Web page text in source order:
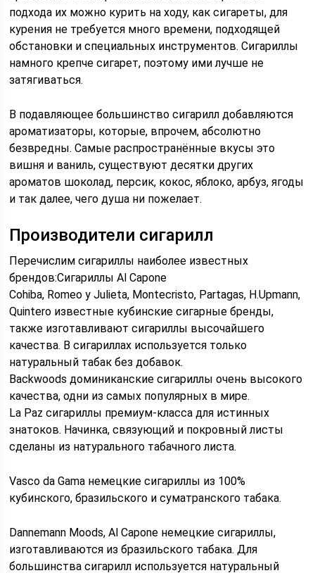
подхода их можно курить на ходу, как сигареты, для
курения не требуется много времени, подходящей
обстановки и специальных инструментов. Сигариллы
намного крепче сигарет, поэтому ими лучше не
затягиваться.
В подавляющее большинство сигарилл добавляются
ароматизаторы, которые, впрочем, абсолютно
безвредны. Самые распространённые вкусы это
вишня и ваниль, существуют десятки других
ароматов шоколад, персик, кокос, яблоко, арбуз, ягоды
и так далее, чего душа ни пожелает.
Производители сигарилл
Перечислим сигариллы наиболее известных
брендов:Сигариллы Al Capone
Cohiba, Romeo y Julieta, Montecristo, Partagas, H.Upmann,
Quintero известные кубинские сигарные бренды,
также изготавливают сигариллы высочайшего
качества. В сигариллах используется только
натуральный табак без добавок.
Backwoods доминиканские сигариллы очень высокого
качества, одни из самых популярных в мире.
La Paz сигариллы премиум-класса для истинных
знатоков. Начинка, связующий и покровный листы
сделаны из натурального табачного листа.
Vasco da Gama немецкие сигариллы из 100%
кубинского, бразильского и суматранского табака.
Dannemann Moods, Al Capone немецкие сигариллы,
изготавливаются из бразильского табака. Для
большинства сигарилл используется натуральный